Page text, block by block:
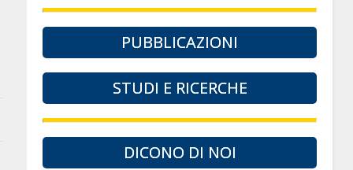
PUBBLICAZIONI
STUDI E RICERCHE
DICONO DI NOI